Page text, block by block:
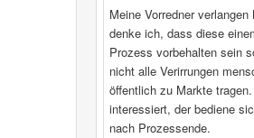
Meine Vorredner
denke ich, dass diese
Prozess vorbehalten sein
nicht alle Verirrungen
öffentlich zu Markte
interessiert, der bediene
nach Prozessende.